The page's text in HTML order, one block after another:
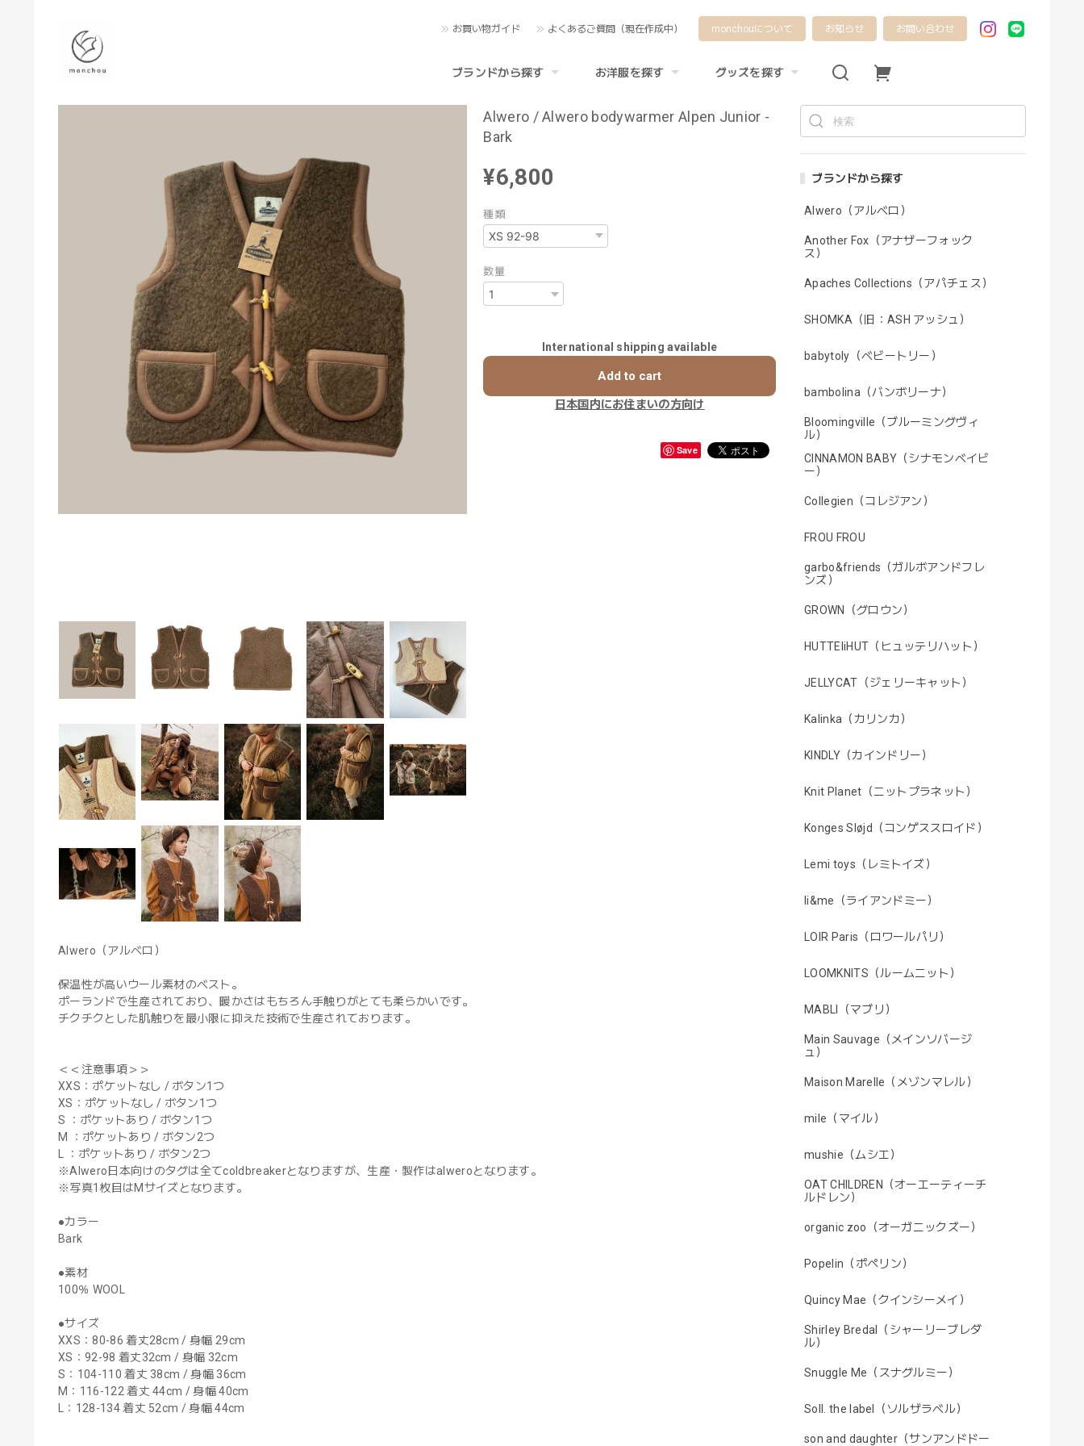
お買い物ガイド よくあるご質問（現在作成中） monchouについて お知らせ お問い合わせ
ブランドから探す お洋服を探す グッズを探す
ブランドから探す
Alwero（アルベロ）
Another Fox（アナザーフォック
ス）
Apaches Collections（アパチェス）
SHOMKA（旧：ASH アッシュ）
babytoly（ベビートリー）
bambolina（バンボリーナ）
Bloomingville（ブルーミングヴィ
ル）
CINNAMON BABY（シナモンベイビ
ー）
Collegien（コレジアン）
FROU FROU
garbo&friends（ガルボアンドフレ
ンズ）
GROWN（グロウン）
HUTTEliHUT（ヒュッテリハット）
JELLYCAT（ジェリーキャット）
Kalinka（カリンカ）
KINDLY（カインドリー）
Knit Planet（ニットプラネット）
Konges Sløjd（コンゲススロイド）
Lemi toys（レミトイズ）
li&me（ライアンドミー）
LOIR Paris（ロワールパリ）
LOOMKNITS（ルームニット）
MABLI（マブリ）
Main Sauvage（メインソバージ
ュ）
Maison Marelle（メゾンマレル）
mile（マイル）
mushie（ムシエ）
OAT CHILDREN（オーエーティーチ
ルドレン）
organic zoo（オーガニックズー）
Popelin（ポペリン）
Quincy Mae（クインシーメイ）
Shirley Bredal（シャーリーブレダ
ル）
Snuggle Me（スナグルミー）
Soll. the label（ソルザラベル）
son and daughter（サンアンドドー
Alwero / Alwero bodywarmer Alpen Junior -
Bark
¥6,800
種類
数量
International shipping available
Add to cart
日本国内にお住まいの方向け
Save
Alwero（アルベロ）
保温性が高いウール素材のベスト。
ポーランドで生産されており、暖かさはもちろん手触りがとても柔らかいです。
チクチクとした肌触りを最小限に抑えた技術で生産されております。
＜＜注意事項＞＞
XXS：ポケットなし / ボタン1つ
XS：ポケットなし / ボタン1つ
S ：ポケットあり / ボタン1つ
M ：ポケットあり / ボタン2つ
L ：ポケットあり / ボタン2つ
※Alwero日本向けのタグは全てcoldbreakerとなりますが、生産・製作はalweroとなります。
※写真1枚目はMサイズとなります。
●カラー
Bark
●素材
100％ WOOL
●サイズ
XXS：80-86 着丈28cm / 身幅 29cm
XS：92-98 着丈32cm / 身幅 32cm
S：104-110 着丈 38cm / 身幅 36cm
M：116-122 着丈 44cm / 身幅 40cm
L：128-134 着丈 52cm / 身幅 44cm